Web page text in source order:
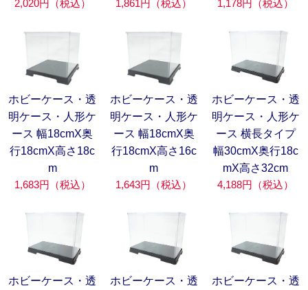
2,020円（税込） 1,861円（税込） 1,178円（税込）
ホビーケース・透
明ケース・人形ケ
ース 幅18cmX奥
行18cmX高さ18c
m
1,683円（税込）
ホビーケース・透
明ケース・人形ケ
ース 幅18cmX奥
行18cmX高さ16c
m
1,643円（税込）
ホビーケース・透
明ケース・人形ケ
ース 横長タイプ
幅30cmX奥行18c
mX高さ32cm
4,188円（税込）
ホビーケース・透
ホビーケース・透
ホビーケース・透